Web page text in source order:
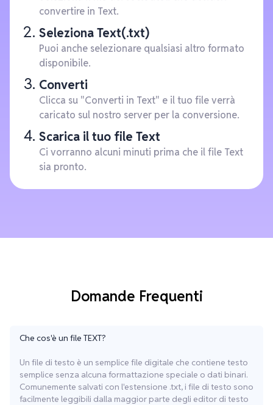
convertire in Text.
Seleziona Text(.txt)
Puoi anche selezionare qualsiasi altro formato
disponibile.
Converti
Clicca su "Converti in Text" e il tuo file verrà
caricato sul nostro server per la conversione.
Scarica il tuo file Text
Ci vorranno alcuni minuti prima che il file Text
sia pronto.
Domande Frequenti
Che cos'è un file TEXT?
Un file di testo è un semplice file digitale che contiene testo
semplice senza alcuna formattazione speciale o dati binari.
Comunemente salvati con l'estensione .txt, i file di testo sono
facilmente leggibili dalla maggior parte degli editor di testo